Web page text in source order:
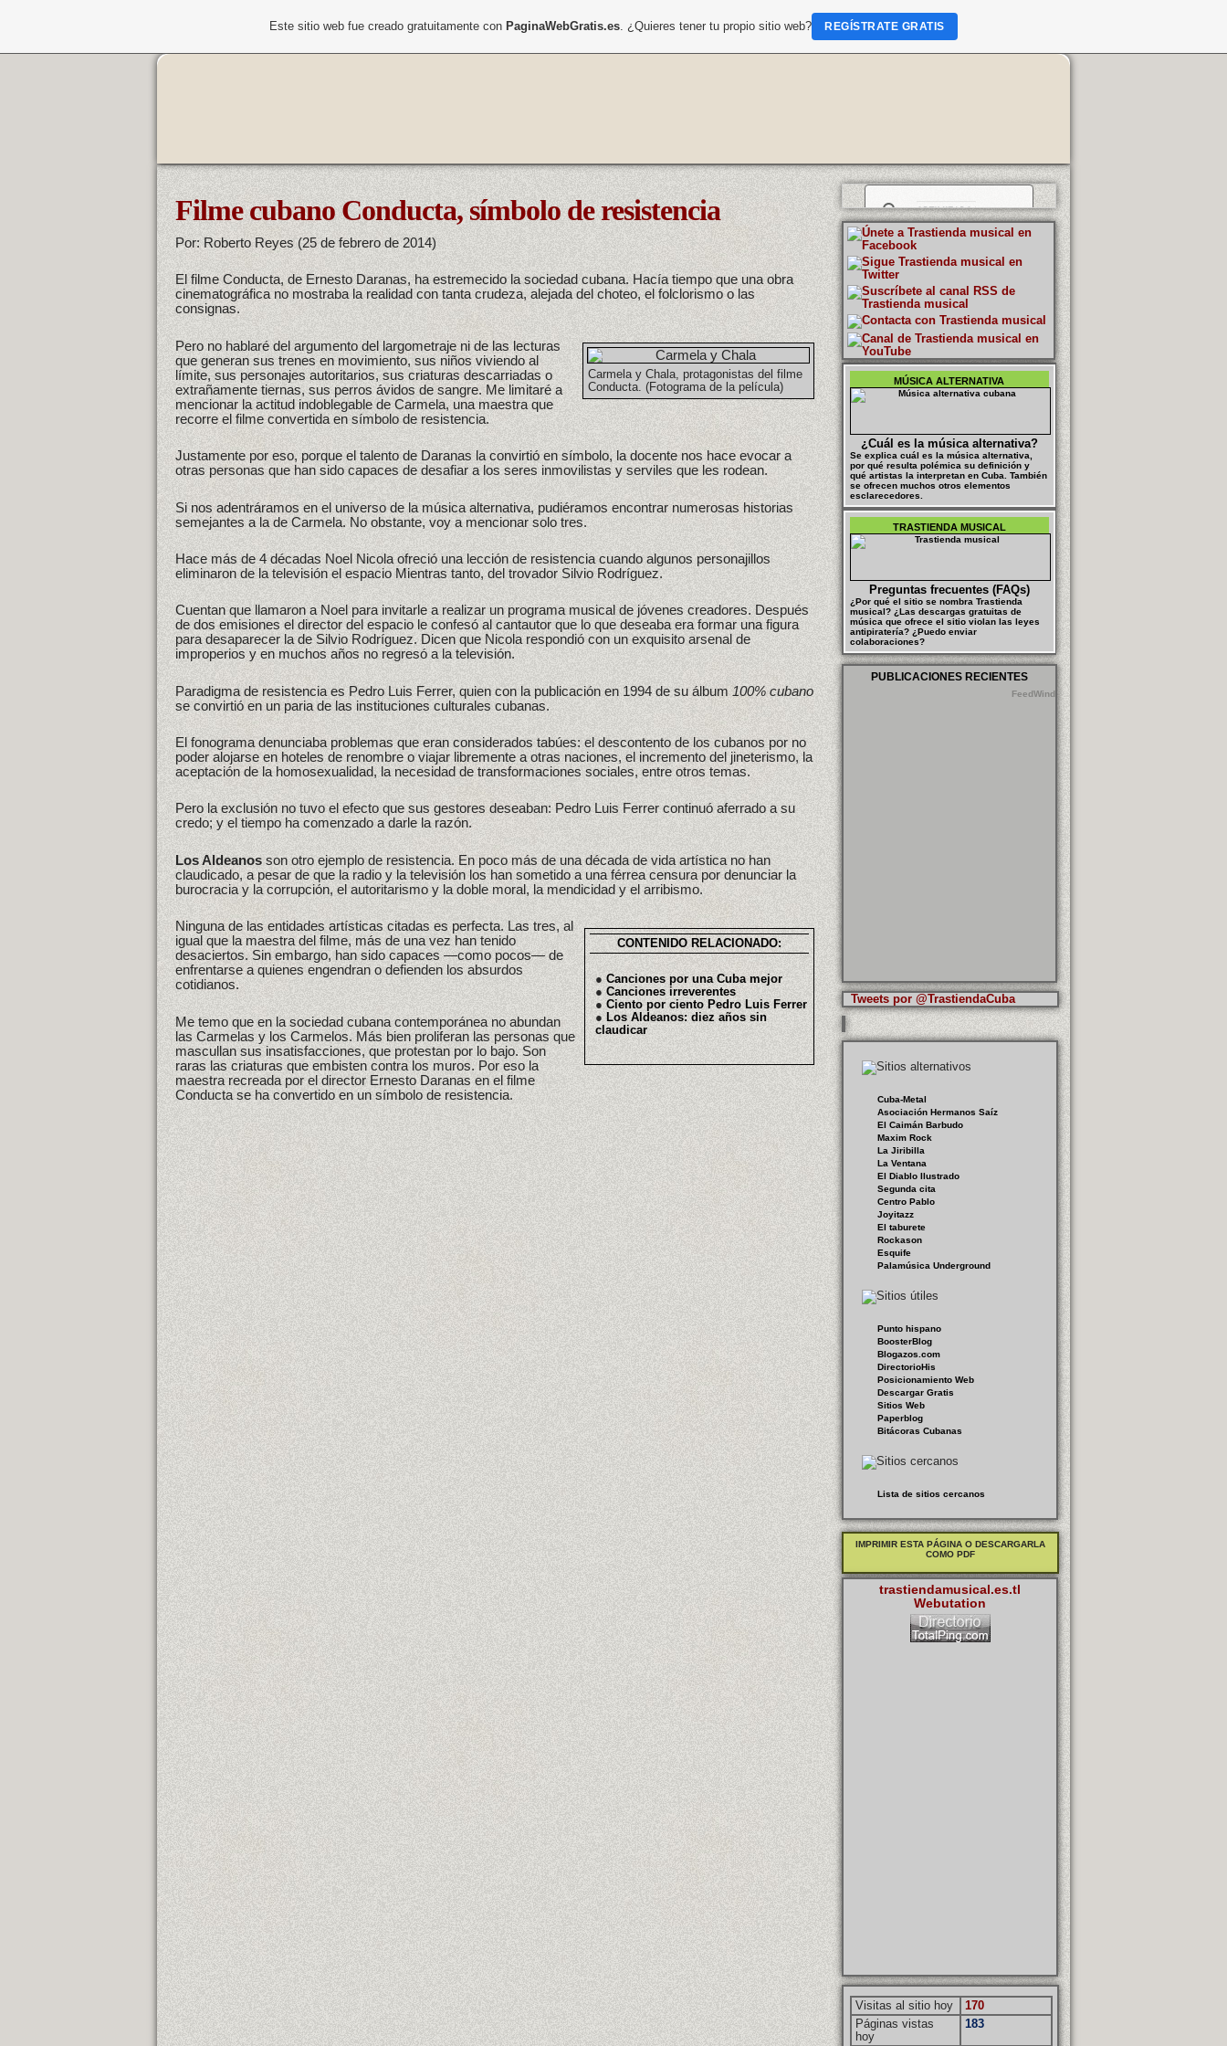
Filme cubano Conducta, símbolo de resistencia
Por: Roberto Reyes (25 de febrero de 2014)
El filme Conducta, de Ernesto Daranas, ha estremecido la sociedad cubana. Hacía tiempo que una obra
cinematográfica no mostraba la realidad con tanta crudeza, alejada del choteo, el folclorismo o las
consignas.
Carmela y Chala, protagonistas del filme
Conducta. (Fotograma de la película)
Pero no hablaré del argumento del largometraje ni de las lecturas
que generan sus trenes en movimiento, sus niños viviendo al
límite, sus personajes autoritarios, sus criaturas descarriadas o
extrañamente tiernas, sus perros ávidos de sangre. Me limitaré a
mencionar la actitud indoblegable de Carmela, una maestra que
recorre el filme convertida en símbolo de resistencia.
Justamente por eso, porque el talento de Daranas la convirtió en símbolo, la docente nos hace evocar a
otras personas que han sido capaces de desafiar a los seres inmovilistas y serviles que les rodean.
Si nos adentráramos en el universo de la música alternativa, pudiéramos encontrar numerosas historias
semejantes a la de Carmela. No obstante, voy a mencionar solo tres.
Hace más de 4 décadas Noel Nicola ofreció una lección de resistencia cuando algunos personajillos
eliminaron de la televisión el espacio Mientras tanto, del trovador Silvio Rodríguez.
Cuentan que llamaron a Noel para invitarle a realizar un programa musical de jóvenes creadores. Después
de dos emisiones el director del espacio le confesó al cantautor que lo que deseaba era formar una figura
para desaparecer la de Silvio Rodríguez. Dicen que Nicola respondió con un exquisito arsenal de
improperios y en muchos años no regresó a la televisión.
Paradigma de resistencia es Pedro Luis Ferrer, quien con la publicación en 1994 de su álbum100% cubano
se convirtió en un paria de las instituciones culturales cubanas.
El fonograma denunciaba problemas que eran considerados tabúes: el descontento de los cubanos por no
poder alojarse en hoteles de renombre o viajar libremente a otras naciones, el incremento del jineterismo, la
aceptación de la homosexualidad, la necesidad de transformaciones sociales, entre otros temas.
Pero la exclusión no tuvo el efecto que sus gestores deseaban: Pedro Luis Ferrer continuó aferrado a su
credo; y el tiempo ha comenzado a darle la razón.
Los Aldeanos son otro ejemplo de resistencia. En poco más de una década de vida artística no han
claudicado, a pesar de que la radio y la televisión los han sometido a una férrea censura por denunciar la
burocracia y la corrupción, el autoritarismo y la doble moral, la mendicidad y el arribismo.
CONTENIDO RELACIONADO:
●Canciones por una Cuba mejor
●Canciones irreverentes
●Ciento por ciento Pedro Luis Ferrer
●Los Aldeanos: diez años sin
claudicar
Ninguna de las entidades artísticas citadas es perfecta. Las tres, al
igual que la maestra del filme, más de una vez han tenido
desaciertos. Sin embargo, han sido capaces —como pocos— de
enfrentarse a quienes engendran o defienden los absurdos
cotidianos.
Me temo que en la sociedad cubana contemporánea no abundan
las Carmelas y los Carmelos. Más bien proliferan las personas que
mascullan sus insatisfacciones, que protestan por lo bajo. Son
raras las criaturas que embisten contra los muros. Por eso la
maestra recreada por el director Ernesto Daranas en el filme
Conducta se ha convertido en un símbolo de resistencia.
MÚSICA ALTERNATIVA
¿Cuál es la música alternativa?
Se explica cuál es la música alternativa,
por qué resulta polémica su definición y
qué artistas la interpretan en Cuba. También
se ofrecen muchos otros elementos
esclarecedores.
TRASTIENDA MUSICAL
Preguntas frecuentes (FAQs)
¿Por qué el sitio se nombra Trastienda
musical? ¿Las descargas gratuitas de
música que ofrece el sitio violan las leyes
antipiratería? ¿Puedo enviar
colaboraciones?
PUBLICACIONES RECIENTES
FeedWind
Tweets por @TrastiendaCuba
Cuba-Metal
Asociación Hermanos Saíz
El Caimán Barbudo
Maxim Rock
La Jiribilla
La Ventana
El Diablo Ilustrado
Segunda cita
Centro Pablo
Joyitazz
El taburete
Rockason
Esquife
Palamúsica Underground
Punto hispano
BoosterBlog
Blogazos.com
DirectorioHis
Posicionamiento Web
Descargar Gratis
Sitios Web
Paperblog
Bitácoras Cubanas
Lista de sitios cercanos
IMPRIMIR ESTA PÁGINA O DESCARGARLA
COMO PDF
trastiendamusical.es.tl
Webutation
Visitas al sitio hoy
170
Páginas vistas
hoy
183
Este sitio web fue creado gratuitamente con PaginaWebGratis.es. ¿Quieres tener tu propio sitio web? REGÍSTRATE GRATIS